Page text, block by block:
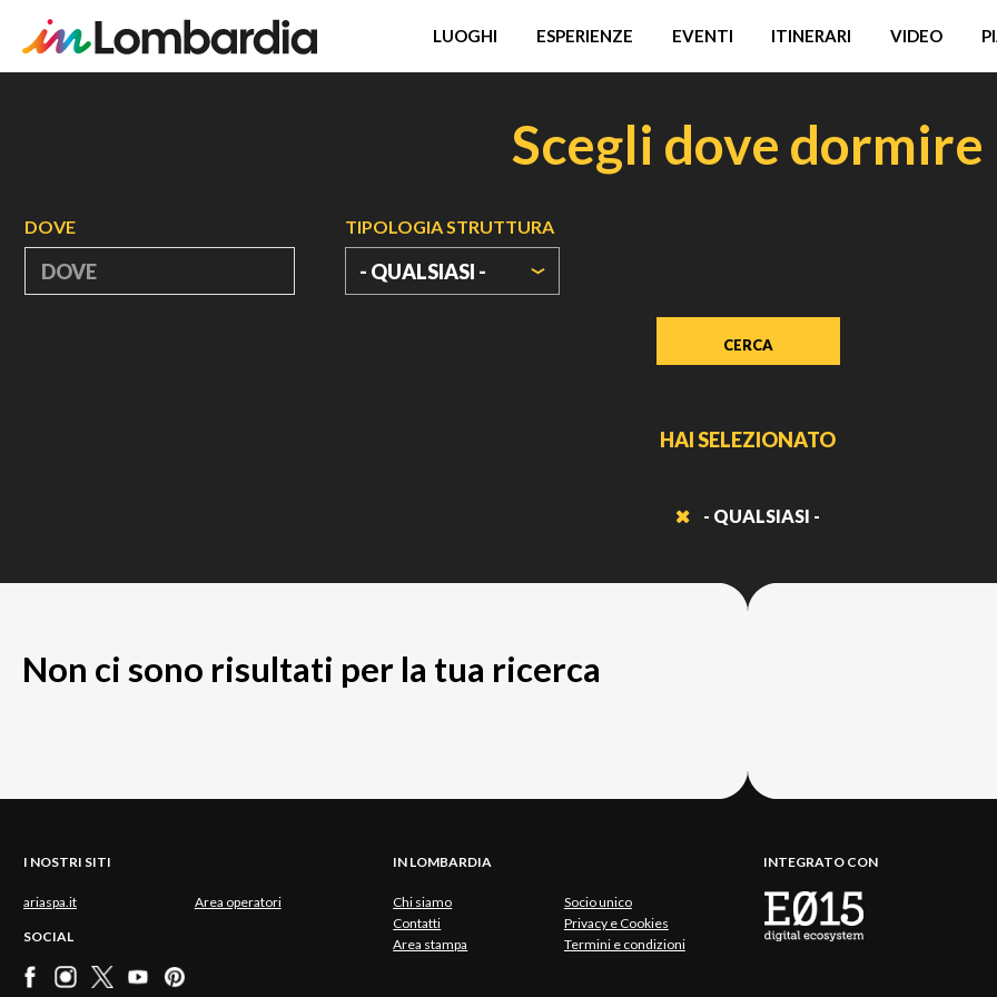
LUOGHI ESPERIENZE EVENTI ITINERARI VIDEO
Scegli dove dormire
DOVE TIPOLOGIA STRUTTURA
- QUALSIASI -
HAI SELEZIONATO
- QUALSIASI -
Non ci sono risultati per la tua ricerca
I NOSTRI SITI
ariaspa.it Area operatori
SOCIAL
IN LOMBARDIA
Chi siamo
Socio unico
Contatti
Privacy e Cookies
Area stampa
Termini e condizioni
INTEGRATO CON